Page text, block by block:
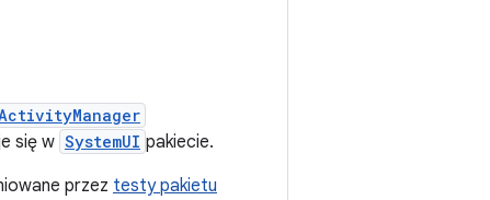
się w SystemUI pakiecie.
przez testy pakietu